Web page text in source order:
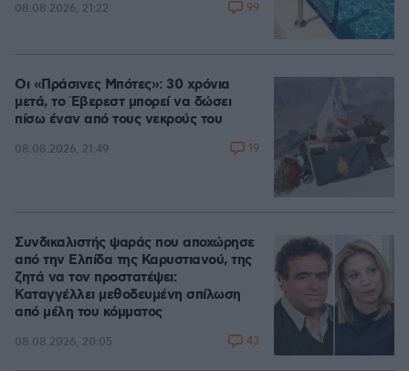
08.08.2026, 21:22 99
Οι «Πράσινες Μπότες»: 30 χρόνια
μετά, το Έβερεστ μπορεί να δώσει
πίσω έναν από τους νεκρούς του
08.08.2026, 21:49 19
Συνδικαλιστής ψαράς που αποχώρησε
από την Ελπίδα της Καρυστιανού, της
ζητά να τον προστατέψει:
Καταγγέλλει μεθοδευμένη σπίλωση
από μέλη του κόμματος
08.08.2026, 20:05 43